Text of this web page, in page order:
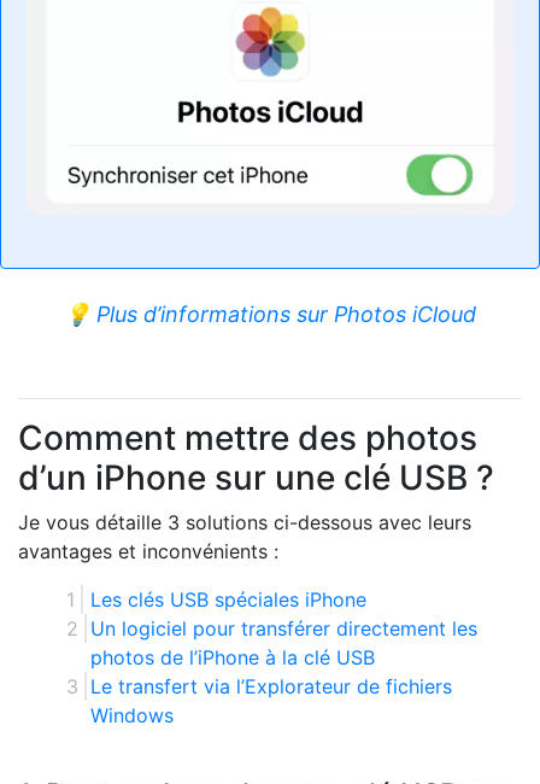
💡 Plus d’informations sur Photos iCloud
Comment mettre des photos
d’un iPhone sur une clé USB ?
Je vous détaille 3 solutions ci-dessous avec leurs
avantages et inconvénients :
Les clés USB spéciales iPhone
Un logiciel pour transférer directement les
photos de l’iPhone à la clé USB
Le transfert via l’Explorateur de fichiers
Windows